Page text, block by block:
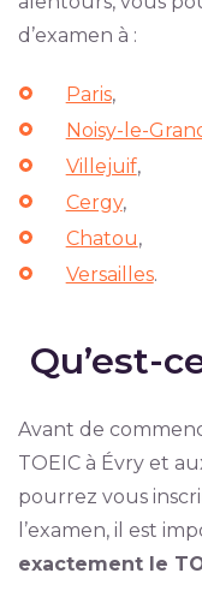
d’examen à :
Paris,
Noisy-le-
Villejuif,
Cergy,
Chatou,
Versailles.
Qu’est-
Avant de
TOEIC à Évry et
pourrez vous
l’examen, il est
exactement le